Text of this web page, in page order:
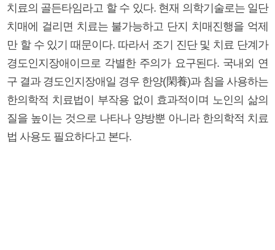
치료의 골든타임라고 할 수 있다. 현재 의학기술로는 일단
치매에 걸리면 치료는 불가능하고 단지 치매진행을 억제
만 할 수 있기 때문이다. 따라서 조기 진단 및 치료 단계가
경도인지장애이므로 각별한 주의가 요구된다. 국내외 연
구 결과 경도인지장애일 경우 한양(閑養)과 침을 사용하는
한의학적 치료법이 부작용 없이 효과적이며 노인의 삶의
질을 높이는 것으로 나타나 양방뿐 아니라 한의학적 치료
법 사용도 필요하다고 본다.